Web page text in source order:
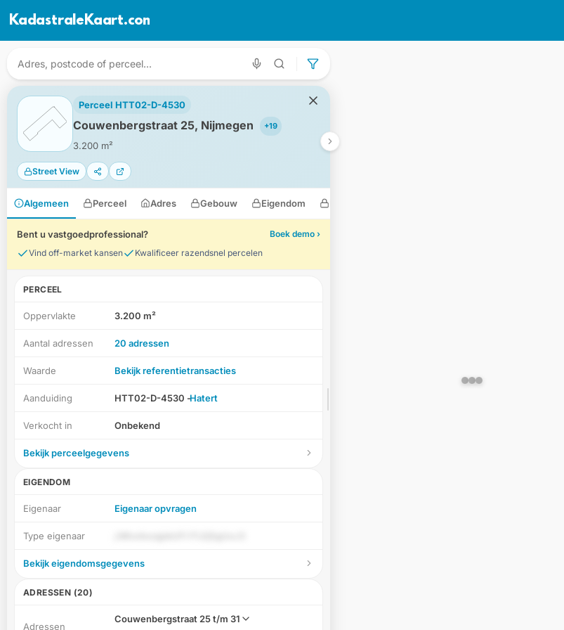
KadastraleKaart.com
Perceel HTT02-D-4530
Couwenbergstraat 25, Nijmegen +19
3.200 m²
Street View
Algemeen Perceel Adres Gebouw Eigendom
Bent u vastgoedprofessional?
Boek demo ›
Vind off-market kansen
Kwalificeer razendsnel percelen
PERCEEL
Oppervlakte 3.200 m²
Aantal adressen 20 adressen
Waarde Bekijk referentietransacties
Aanduiding HTT02-D-4530 -Hatert
Verkocht in Onbekend
Bekijk perceelgegevens
EIGENDOM
Eigenaar Eigenaar opvragen
Type eigenaar
Bekijk eigendomsgegevens
ADRESSEN (20)
Adressen
Couwenbergstraat 25 t/m 31